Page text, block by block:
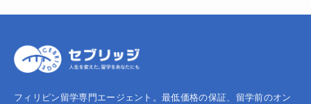
フィリピン留学専門エージェント。最低価格の保証、留学前のオン